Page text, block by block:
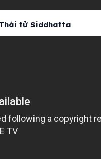
tử Siddhatta